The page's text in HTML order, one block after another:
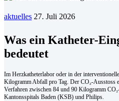
aktuelles 27. Juli 2026
Was ein Katheter-
bedeutet
Im Herzkatheterlabor oder in der
Kilogramm Abfall pro Tag. Der CO₂-Ausstoss
Verfahren zwischen 84 und 90 Kilogramm
Kantonsspitals Baden (KSB) und Philips.